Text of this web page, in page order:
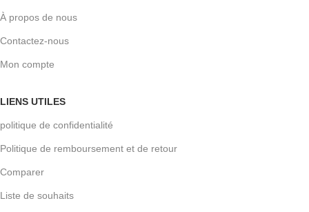
À propos de nous
Contactez-nous
Mon compte
LIENS UTILES
politique de confidentialité
Politique de remboursement et de retour
Comparer
Liste de souhaits